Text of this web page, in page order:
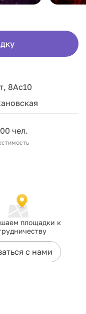
8Ас10
чел.
площадки к
с нами